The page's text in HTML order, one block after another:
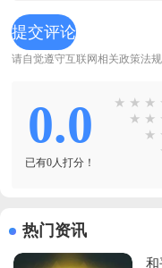
请自觉遵守互联网相关政策法
0.0
已有0人打分！
★ ★ ★
★ ★
★
热门资讯
和